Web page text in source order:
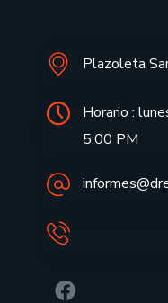
Plazoleta
Horario :
5:00 PM